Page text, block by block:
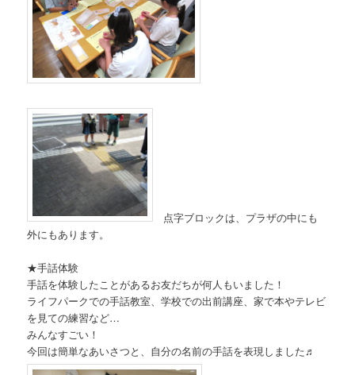
点字ブロックは、プラザの中にも
外にもあります。
★手話体験
手話を体験したことがあるお友だちが何人もいました！
ライフパークでの手話教室、学校での出前講座、家で本やテレビ
を見ての練習など…
みんなすごい！
今回は簡単なあいさつと、自分の名前の手話を表現しました♬